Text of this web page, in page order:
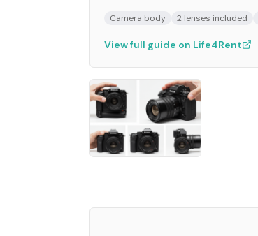
Camera body 2 lenses included
View full guide on Life4Rent